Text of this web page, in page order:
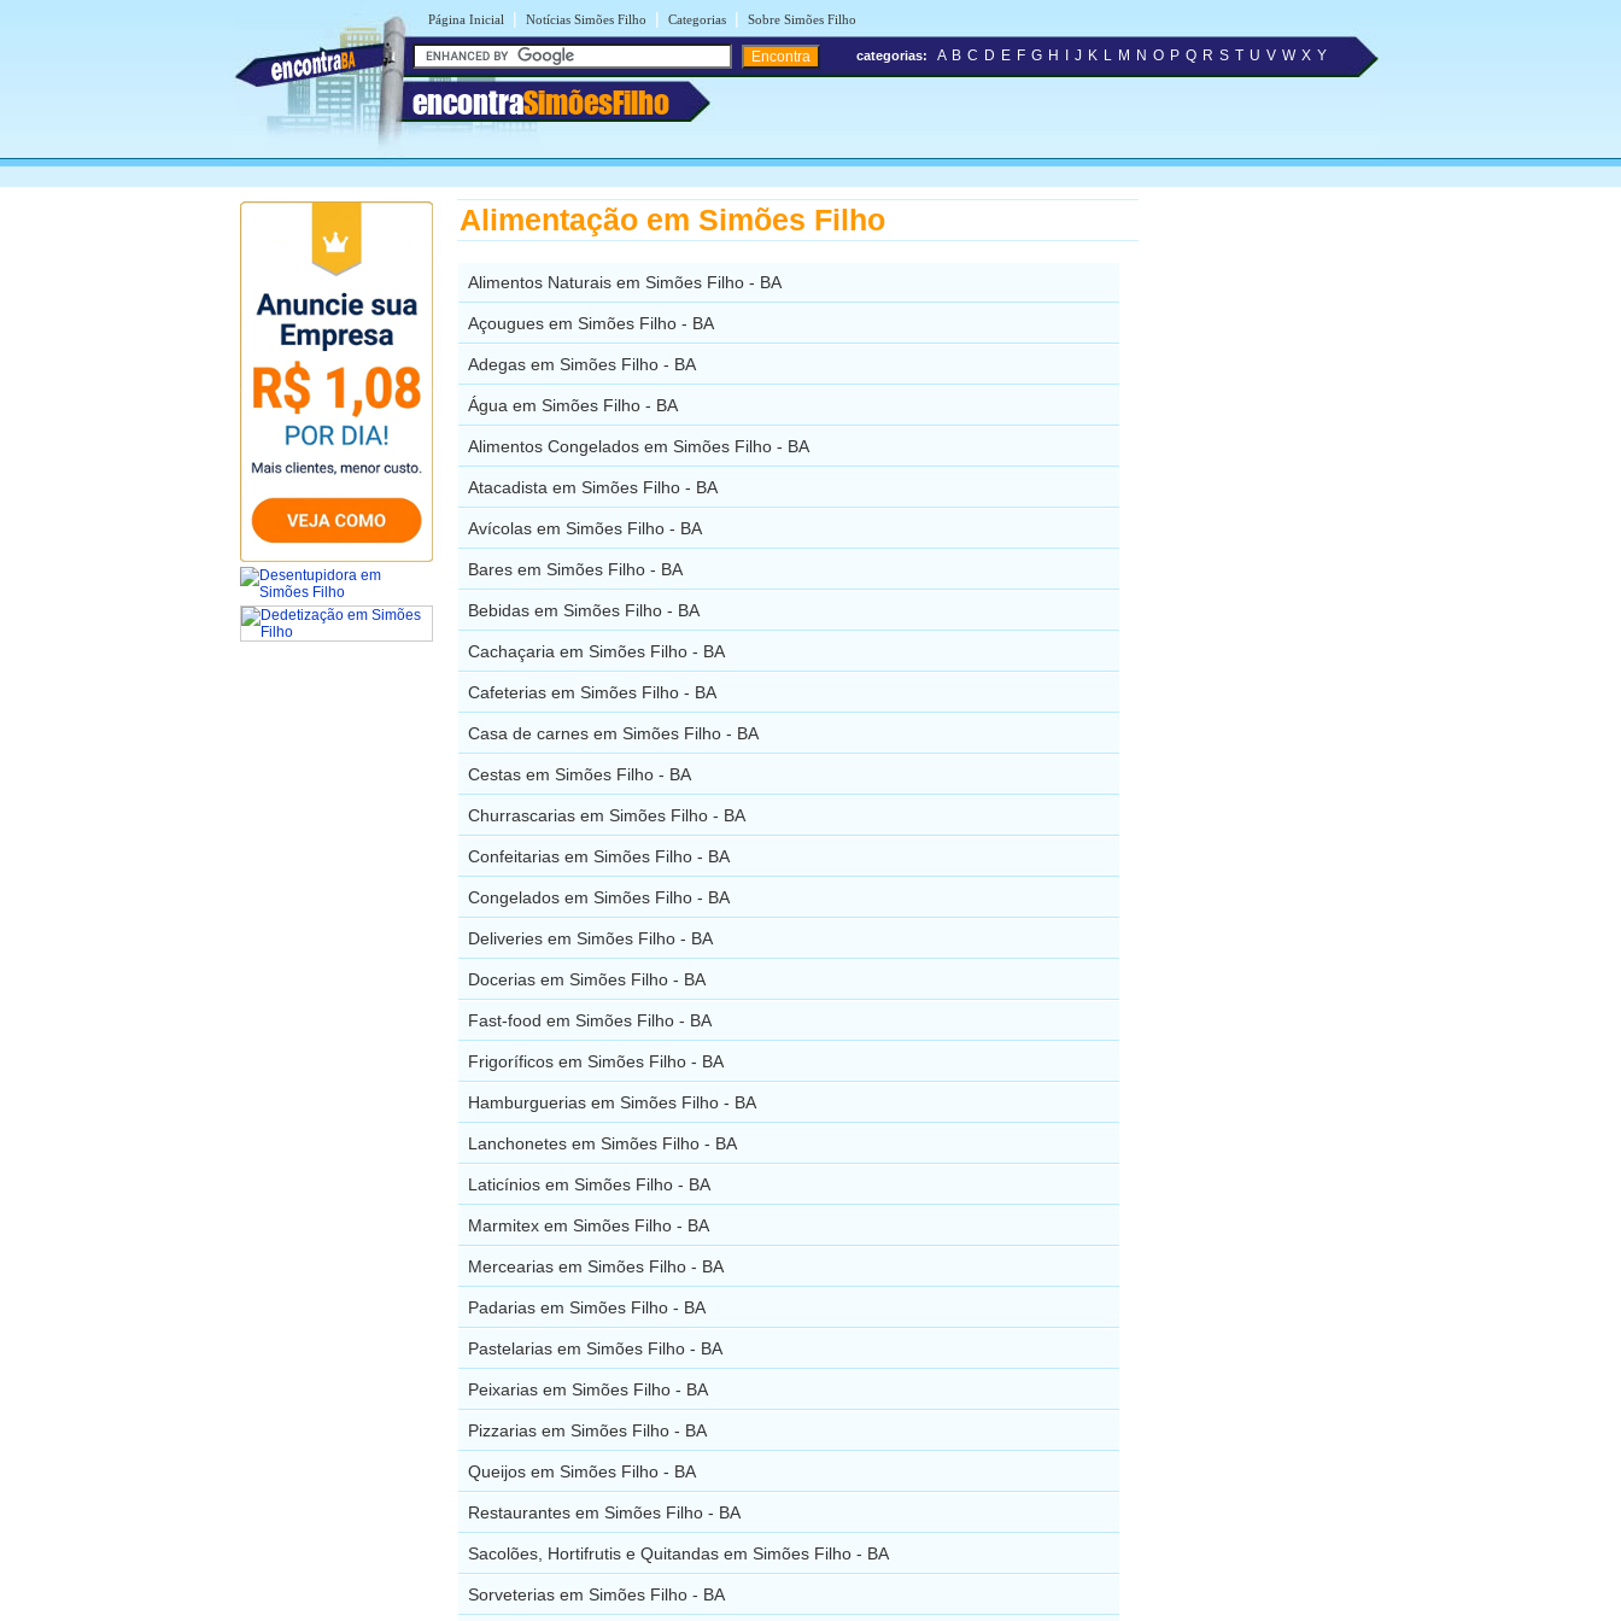
Página Inicial | Notícias Simões Filho | Categorias | Sobre Simões Filho
encontraSimõesFilho
categorias: A B C D E F G H J K L M N O P Q R S T U V W X Y
Alimentação em Simões Filho
Alimentos Naturais em Simões Filho - BA
Açougues em Simões Filho - BA
Adegas em Simões Filho - BA
Água em Simões Filho - BA
Alimentos Congelados em Simões Filho - BA
Atacadista em Simões Filho - BA
Avícolas em Simões Filho - BA
Bares em Simões Filho - BA
Bebidas em Simões Filho - BA
Cachaçaria em Simões Filho - BA
Cafeterias em Simões Filho - BA
Casa de carnes em Simões Filho - BA
Cestas em Simões Filho - BA
Churrascarias em Simões Filho - BA
Confeitarias em Simões Filho - BA
Congelados em Simões Filho - BA
Deliveries em Simões Filho - BA
Docerias em Simões Filho - BA
Fast-food em Simões Filho - BA
Frigoríficos em Simões Filho - BA
Hamburguerias em Simões Filho - BA
Lanchonetes em Simões Filho - BA
Laticínios em Simões Filho - BA
Marmitex em Simões Filho - BA
Mercearias em Simões Filho - BA
Padarias em Simões Filho - BA
Pastelarias em Simões Filho - BA
Peixarias em Simões Filho - BA
Pizzarias em Simões Filho - BA
Queijos em Simões Filho - BA
Restaurantes em Simões Filho - BA
Sacolões, Hortifrutis e Quitandas em Simões Filho - BA
Sorveterias em Simões Filho - BA